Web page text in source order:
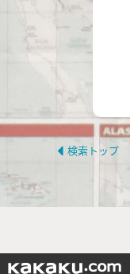
検索トップ